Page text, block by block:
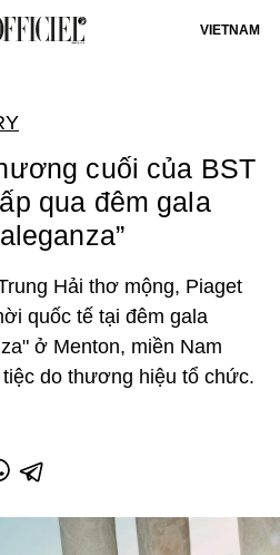
VIETNAM
cuối của BST
qua đêm gala
Hải thơ mộng, Piaget
quốc tế tại đêm gala
ở Menton, miền Nam
do thương hiệu tổ chức.